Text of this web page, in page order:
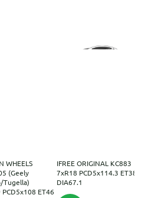
WHEELS
(Geely
Tugella)
ET46
IFREE ORIGINAL КС883
7xR18 PCD5x114.3 ET38
DIA67.1